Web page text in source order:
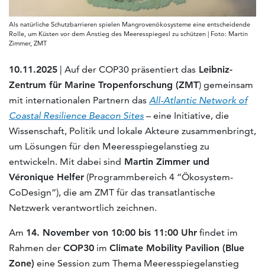
Als natürliche Schutzbarrieren spielen Mangrovenökosysteme eine entscheidende
Rolle, um Küsten vor dem Anstieg des Meeresspiegesl zu schützen | Foto: Martin
Zimmer, ZMT
10.11.2025 | Auf der COP30 präsentiert das Leibniz-
Zentrum für Marine Tropenforschung (ZMT) gemeinsam
mit internationalen Partnern das All-Atlantic Network of
Coastal Resilience Beacon Sites – eine Initiative, die
Wissenschaft, Politik und lokale Akteure zusammenbringt,
um Lösungen für den Meeresspiegelanstieg zu
entwickeln. Mit dabei sind Martin Zimmer und
Véronique Helfer (Programmbereich 4 “Ökosystem-
CoDesign“), die am ZMT für das transatlantische
Netzwerk verantwortlich zeichnen.
Am 14. November von 10:00 bis 11:00 Uhr findet im
Rahmen der COP30 im Climate Mobility Pavilion (Blue
Zone) eine Session zum Thema Meeresspiegelanstieg